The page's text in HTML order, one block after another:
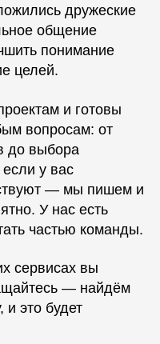
дружеские
общение
понимание
целей.
и готовы
вопросам: от
до выбора
у вас
— мы пишем и
У нас есть
частью команды.
сервисах вы
— найдём
это будет